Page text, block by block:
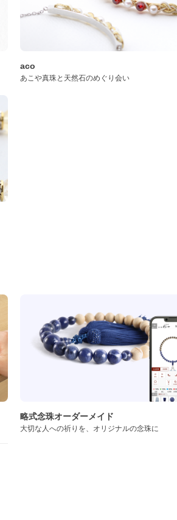
aco
あこや真珠と天然石のめぐり会い
略式念珠オーダーメイド
大切な人への祈りを、オリジナルの念珠に